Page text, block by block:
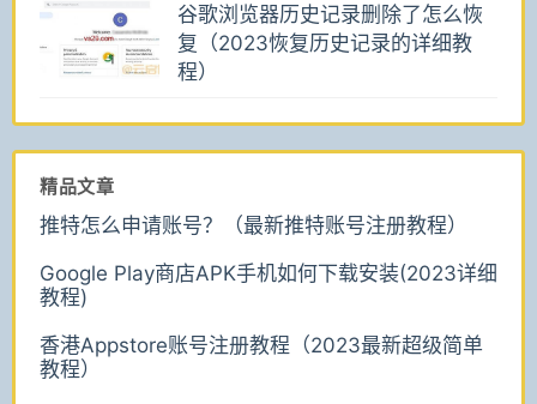
谷歌浏览器历史记录删除了怎么恢
复（2023恢复历史记录的详细教
程）
精品文章
推特怎么申请账号？（最新推特账号注册教程）
Google Play商店APK手机如何下载安装(2023详细
教程)
香港Appstore账号注册教程（2023最新超级简单
教程）